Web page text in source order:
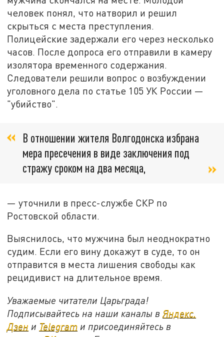
человек понял, что натворил и решил
скрыться с места преступления.
Полицейские задержали его через несколько
часов. После допроса его отправили в камеру
изолятора временного содержания.
Следователи решили вопрос о возбуждении
уголовного дела по статье 105 УК России —
"убийство".
В отношении жителя Волгодонска избрана
мера пресечения в виде заключения под
стражу сроком на два месяца,
— уточнили в пресс-службе СКР по
Ростовской области.
Выяснилось, что мужчина был неоднократно
судим. Если его вину докажут в суде, то он
отправится в места лишения свободы как
рецидивист на длительное время.
Уважаемые читатели Царьграда!
Подписывайтесь на наши каналы вЯндекс.
Дзен и Telegram и присоединяйтесь в